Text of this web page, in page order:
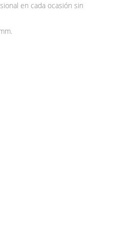
en cada ocasión sin